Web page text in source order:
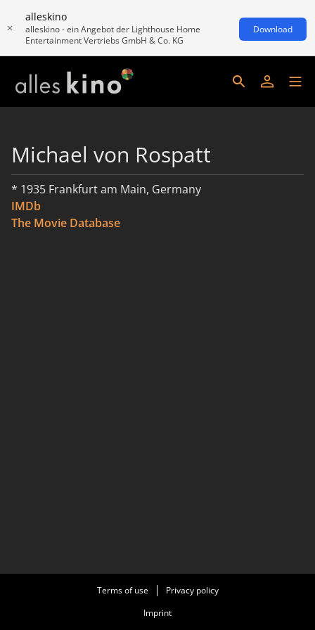
alleskino
alleskino - ein Angebot der Lighthouse Home
Entertainment Vertriebs GmbH & Co. KG
Download
Michael von Rospatt
* 1935 Frankfurt am Main, Germany
IMDb
The Movie Database
Terms of use
Privacy policy
Imprint